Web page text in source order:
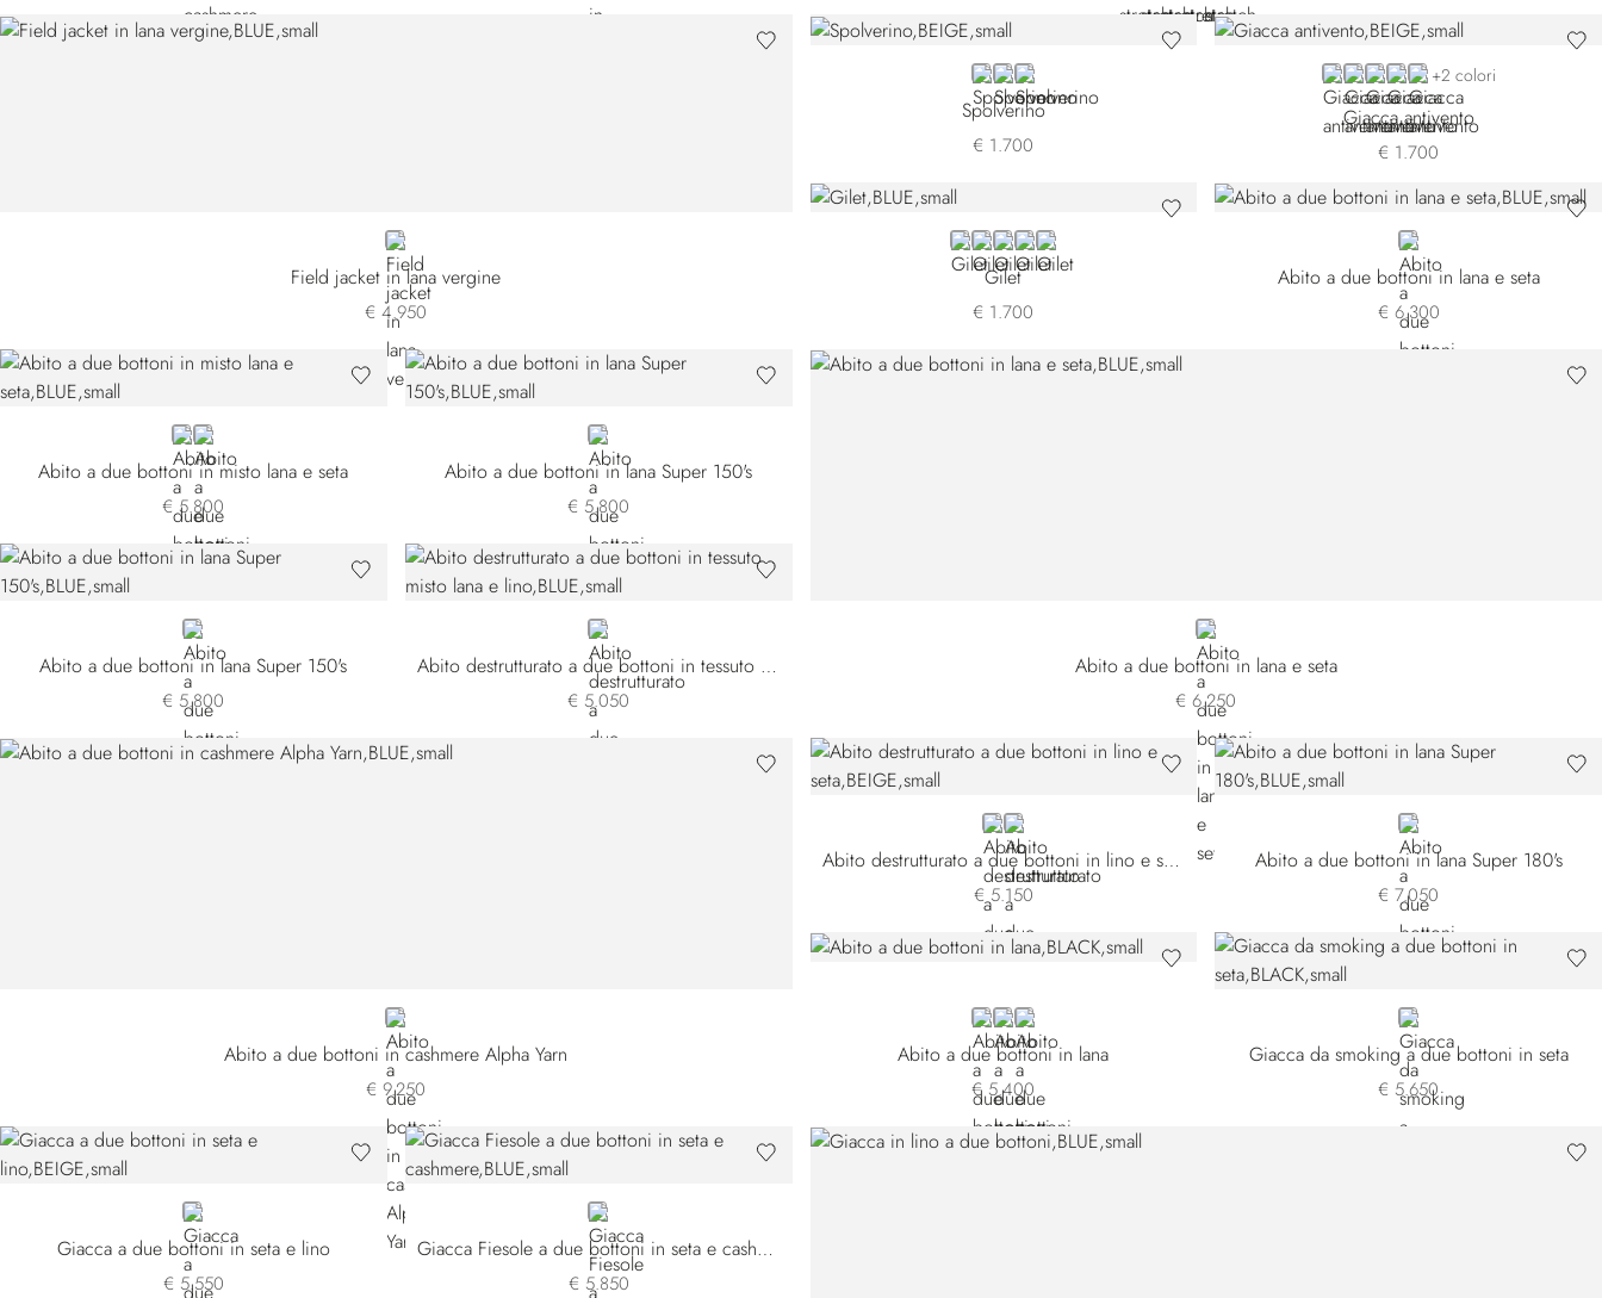
BLUE 5650-NTTZ
Field jacket in lana vergine
€ 4.950
BEIGE
BLUEBLACK
Spolverino
€ 1.700
BEIGE
REDBLUE PL001H-5003
GREEN PL001H-6009
BROWN
+2 colori
Giacca antivento
€ 1.700
BLUE PL001H-5003
BLUE PL001H-5017
GREEN PL001H-6000
GREEN PL001H-6009
BLACK
Gilet
€ 1.700
BLUE
Abito a due bottoni in lana e seta
€ 6.300
BLUEBEIGE
Abito a due bottoni in misto lana e seta
€ 5.800
BLUE
Abito a due bottoni in lana Super 150's
€ 5.800
BLUE
Abito a due bottoni in lana e seta
€ 6.250
BLUE
Abito a due bottoni in lana Super 150's
€ 5.800
BLUE
Abito destrutturato a due bottoni in tessuto misto lana e lino
€ 5.050
BLUE
Abito a due bottoni in cashmere Alpha Yarn
€ 9.250
BEIGE
BLUE
Abito destrutturato a due bottoni in lino e seta
€ 5.150
BLUE
Abito a due bottoni in lana Super 180's
€ 7.050
BLACK
BLUE HB-0010
BLUE HB-0099
Abito a due bottoni in lana
€ 5.400
BLACK
Giacca da smoking a due bottoni in seta
€ 5.650
BEIGE
Giacca a due bottoni in seta e lino
€ 5.550
BLUE
Giacca Fiesole a due bottoni in seta e cashmere
€ 5.850